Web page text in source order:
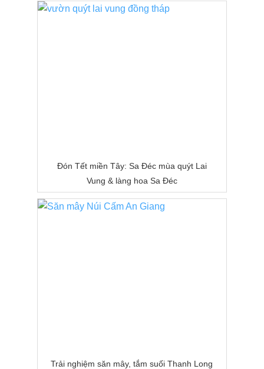
Đón Tết miền Tây: Sa Đéc mùa quýt Lai
Vung & làng hoa Sa Đéc
Trải nghiệm săn mây, tắm suối Thanh Long